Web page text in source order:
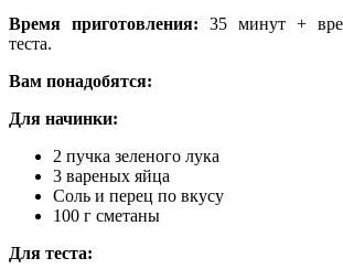
Время приготовления: 35 минут +
теста.
Вам понадобятся:
Для начинки:
2 пучка зеленого лука
3 вареных яйца
Соль и перец по вкусу
100 г сметаны
Для теста: